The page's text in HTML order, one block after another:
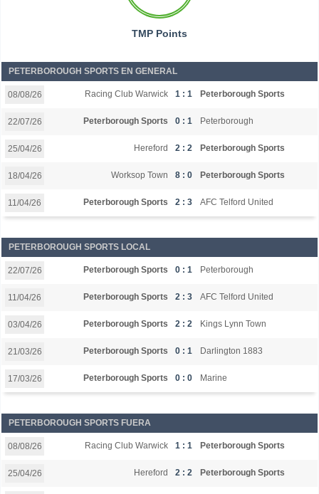
TMP Points
PETERBOROUGH SPORTS EN GENERAL
08/08/26 Racing Club Warwick 1 : 1 Peterborough Sports
22/07/26 Peterborough Sports 0 : 1 Peterborough
25/04/26 Hereford 2 : 2 Peterborough Sports
18/04/26 Worksop Town 8 : 0 Peterborough Sports
11/04/26 Peterborough Sports 2 : 3 AFC Telford United
PETERBOROUGH SPORTS LOCAL
22/07/26 Peterborough Sports 0 : 1 Peterborough
11/04/26 Peterborough Sports 2 : 3 AFC Telford United
03/04/26 Peterborough Sports 2 : 2 Kings Lynn Town
21/03/26 Peterborough Sports 0 : 1 Darlington 1883
17/03/26 Peterborough Sports 0 : 0 Marine
PETERBOROUGH SPORTS FUERA
08/08/26 Racing Club Warwick 1 : 1 Peterborough Sports
25/04/26 Hereford 2 : 2 Peterborough Sports